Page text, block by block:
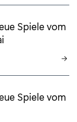
Spiele vom
Spiele vom